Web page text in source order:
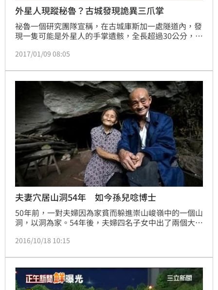
外星人現蹤秘魯？古城發現詭異三爪掌
祕魯一個研究團隊宣稱，在古城庫斯加一處隧道內，發
現一隻可能是外星人的手掌遺骸，全長超過30公分，只
看起來相當詭異。研究團隊表示，無法確定這是什麼生
2017/01/09 08:05
夫妻穴居山洞54年 如今孫兒唸博士
50年前，一對夫婦因為家貧而躲進崇山峻嶺中的一個山
洞，以洞為家。54年後，夫婦四名子女中出了兩個大學
2016/10/18 10:15